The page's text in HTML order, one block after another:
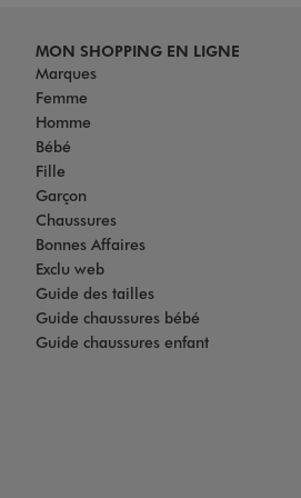
MON SHOPPING EN LIGNE
Marques
Femme
Homme
Bébé
Fille
Garçon
Chaussures
Bonnes Affaires
Exclu web
Guide des tailles
Guide chaussures bébé
Guide chaussures enfant